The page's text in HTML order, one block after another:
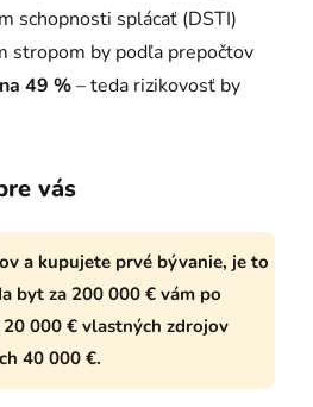
schopnosti splácať (DSTI)
stropom by podľa prepočtov
49 %– teda rizikovosť by
vás
a kupujete prvé bývanie, je to
byt za 200 000 € vám po
000 € vlastných zdrojov
40 000 €.